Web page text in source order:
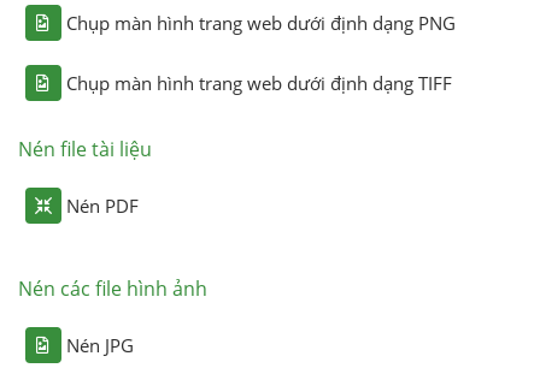
Chụp màn hình trang web dưới định dạng PNG
Chụp màn hình trang web dưới định dạng TIFF
Nén file tài liệu
Nén PDF
Nén các file hình ảnh
Nén JPG